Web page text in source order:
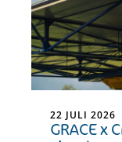
22 JULI 2026
GRACE x